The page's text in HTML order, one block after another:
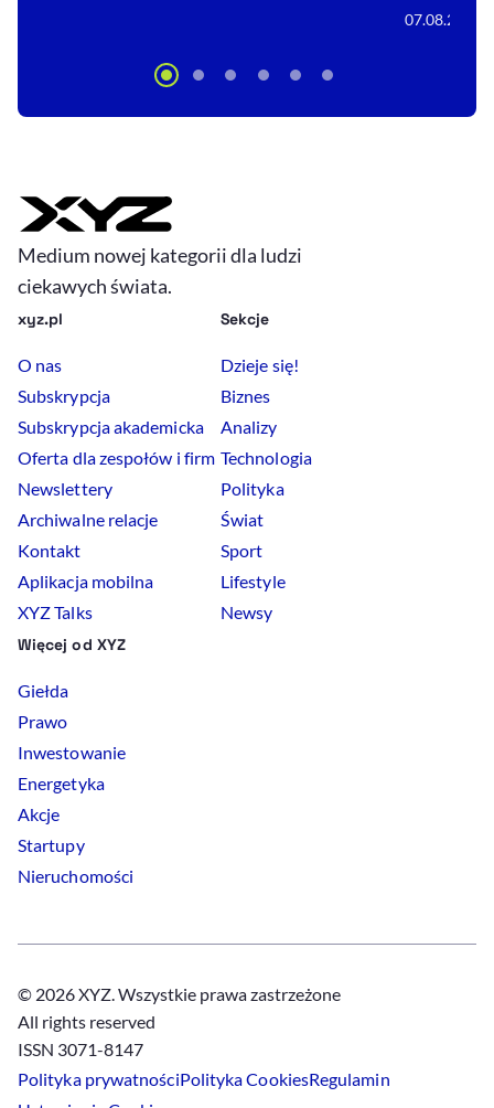
07.08.2026
Medium nowej kategorii dla ludzi
ciekawych świata.
xyz.pl
O nas
Subskrypcja
Subskrypcja akademicka
Oferta dla zespołów i firm
Newslettery
Archiwalne relacje
Kontakt
Aplikacja mobilna
XYZ Talks
Sekcje
Dzieje się!
Biznes
Analizy
Technologia
Polityka
Świat
Sport
Lifestyle
Newsy
Więcej od XYZ
Giełda
Prawo
Inwestowanie
Energetyka
Akcje
Startupy
Nieruchomości
© 2026 XYZ. Wszystkie prawa zastrzeżone
All rights reserved
ISSN 3071-8147
Polityka prywatnościPolitykaCookiesRegulamin